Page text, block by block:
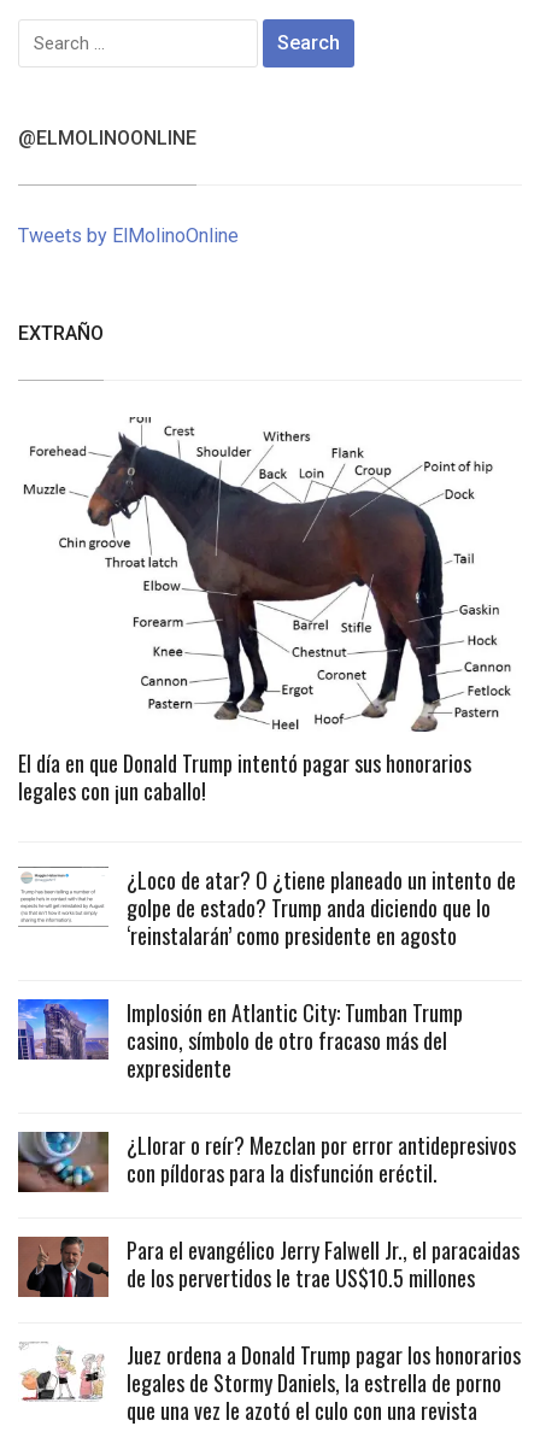
Search
for:
@ELMOLINOONLINE
Tweets by ElMolinoOnline
EXTRAÑO
El día en que Donald Trump intentó pagar sus honorarios
legales con ¡un caballo!
¿Loco de atar? O ¿tiene planeado un intento de
golpe de estado? Trump anda diciendo que lo
‘reinstalarán’ como presidente en agosto
Implosión en Atlantic City: Tumban Trump
casino, símbolo de otro fracaso más del
expresidente
¿Llorar o reír? Mezclan por error antidepresivos
con píldoras para la disfunción eréctil.
Para el evangélico Jerry Falwell Jr., el paracaidas
de los pervertidos le trae US$10.5 millones
Juez ordena a Donald Trump pagar los honorarios
legales de Stormy Daniels, la estrella de porno
que una vez le azotó el culo con una revista